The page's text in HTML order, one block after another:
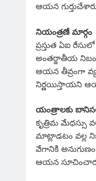
ఆయన
నియంత్రణే మార్గం
ప్రస్తుత ఏఐ
అంతర్జాతీయ
ఆయన తీవ్రంగా
నిర్ణయిస్తాయని
యంత్రాలకు
కృత్రిమ
మాట్లాడటం వల్ల
వేగానికి
ఆయన